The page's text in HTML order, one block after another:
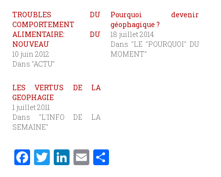
TROUBLES DU
COMPORTEMENT
ALIMENTAIRE: DU
NOUVEAU
10 juin 2012
Dans "ACTU"
Pourquoi devenir
géophagique ?
18 juillet 2014
Dans "LE "POURQUOI" DU
MOMENT"
LES VERTUS DE LA
GEOPHAGIE
1 juillet 2011
Dans "L'INFO DE LA
SEMAINE"
F T Li E